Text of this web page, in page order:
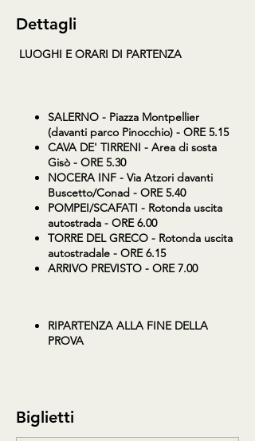
Dettagli
LUOGHI E ORARI DI PARTENZA
SALERNO - Piazza Montpellier
(davanti parco Pinocchio) - ORE 5.15
CAVA DE' TIRRENI - Area di sosta
Gisò - ORE 5.30
NOCERA INF - Via Atzori davanti
Buscetto/Conad - ORE 5.40
POMPEI/SCAFATI - Rotonda uscita
autostrada - ORE 6.00
TORRE DEL GRECO - Rotonda uscita
autostradale - ORE 6.15
ARRIVO PREVISTO - ORE 7.00
RIPARTENZA ALLA FINE DELLA
PROVA
Biglietti